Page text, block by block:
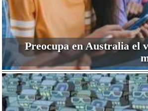
Preocupa en Australia el